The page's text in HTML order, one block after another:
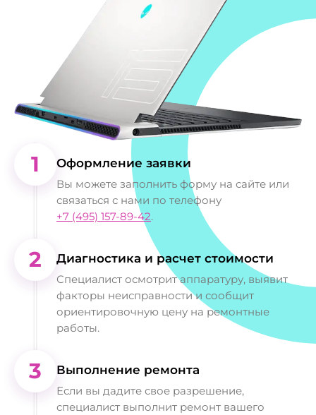
1 Оформление заявки
Вы можете заполнить форму на сайте или
связаться с нами по телефону
+7 (495) 157-89-42.
2 Диагностика и расчет стоимости
Специалист осмотрит аппаратуру, выявит
факторы неисправности и сообщит
ориентировочную цену на ремонтные
работы.
3 Выполнение ремонта
Если вы дадите свое разрешение,
специалист выполнит ремонт вашего